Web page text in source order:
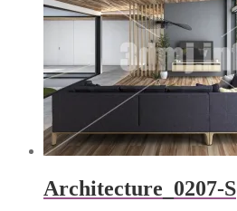
Architecture_0207-S